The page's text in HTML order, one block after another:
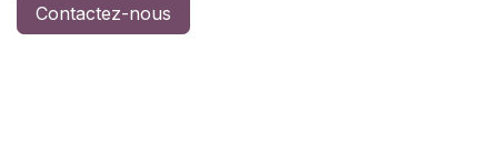
Contactez-nous